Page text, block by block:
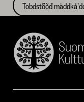
Tobdstõõđ
Suomen
Kulttuurirahasto